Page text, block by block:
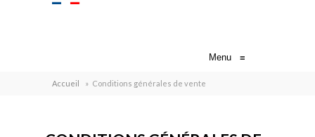
Menu ≡
Accueil » Conditions générales de vente